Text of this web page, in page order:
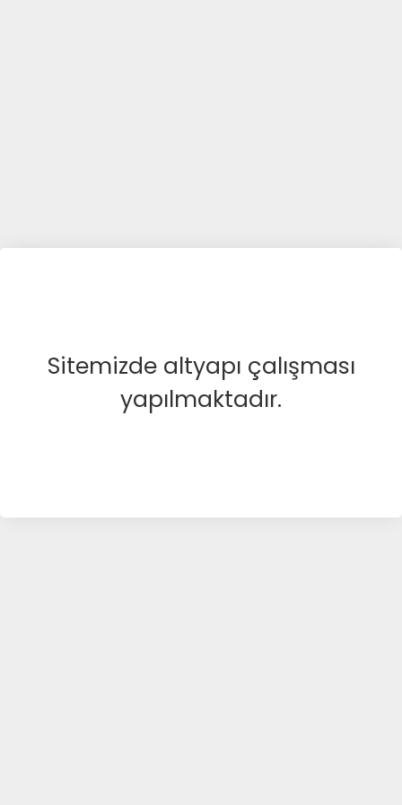
Sitemizde altyapı çalışması
yapılmaktadır.